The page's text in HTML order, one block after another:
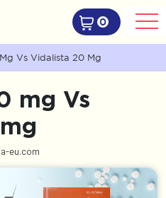
0
Vs Vidalista 20 Mg
mg Vs
eu.com